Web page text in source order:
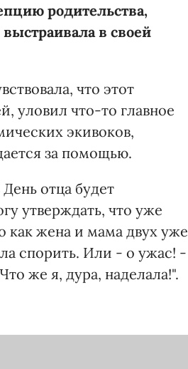
родительства,
в своей
что этот
уловил что-то главное
экивоков,
за помощью.
отца будет
утверждать, что уже
как жена и мама двух уже
спорить. Или - о ужас! -
же я, дура, наделала!".